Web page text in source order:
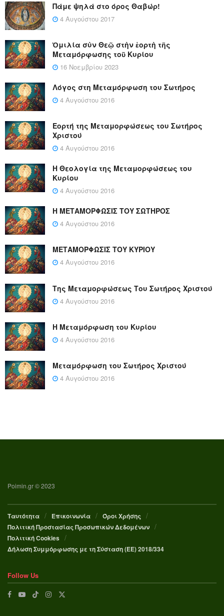
Πάμε ψηλά στο όρος Θαβώρ!
4 Αυγούστου 2017
Ὁμιλία σὺν Θεῷ στὴν ἑορτὴ τῆς
Μεταμόρφωσης τοῦ Κυρίου
16 Νοεμβρίου 2023
Λόγος στη Μεταμόρφωση του Σωτήρος
4 Αυγούστου 2016
Εορτή της Μεταμορφώσεως του Σωτήρος
Χριστού
4 Αυγούστου 2016
Η Θεολογία της Μεταμορφώσεως του
Κυρίου
4 Αυγούστου 2016
Η ΜΕΤΑΜΟΡΦΩΣΙΣ ΤΟΥ ΣΩΤΗΡΟΣ
4 Αυγούστου 2016
ΜΕΤΑΜΟΡΦΩΣΙΣ ΤΟΥ ΚΥΡΙΟΥ
4 Αυγούστου 2016
Της Μεταμορφώσεως Του Σωτήρος Χριστού
4 Αυγούστου 2016
Η Μεταμόρφωση του Κυρίου
4 Αυγούστου 2016
Μεταμόρφωση του Σωτήρος Χριστού
4 Αυγούστου 2016
Poimin.gr © 2023
Ταυτότητα Επικοινωνία
Όροι Χρήσης
Πολιτική Προστασίας Προσωπικών Δεδομένων
Πολιτική Cookies
Δήλωση Συμμόρφωσης με τη Σύσταση (ΕΕ) 2018/334
Follow Us